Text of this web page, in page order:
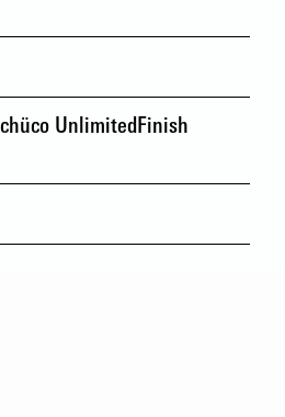
UnlimitedFinish